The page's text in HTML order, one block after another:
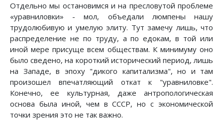
Отдельно мы остановимся и на пресловутой проблеме
«уравниловки» - мол, объедали люмпены нашу
трудолюбивую и умелую элиту. Тут замечу лишь, что
распределение не по труду, а по едокам, в той или
иной мере присуще всем обществам. К минимуму оно
было сведено, на короткий исторический период, лишь
на Западе, в эпоху "дикого капитализма", но и там
произошел впечатляющий откат к "уравниловке".
Конечно, ее культурная, даже антропологическая
основа была иной, чем в СССР, но с экономической
точки зрения это не так важно.